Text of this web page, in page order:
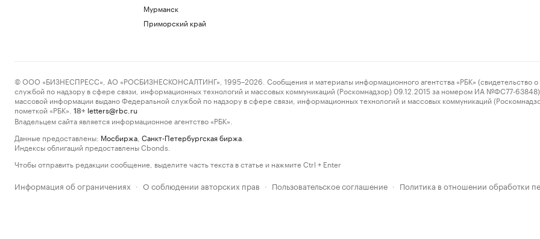
Мурманск
Приморский край
© ООО «БИЗНЕСПРЕСС», АО «РОСБИЗНЕСКОНСАЛТИНГ», 1995–2026. Сообщения и материалы информационного агентства «РБК» (свидетельство о
службой по надзору в сфере связи, информационных технологий и массовых коммуникаций (Роскомнадзор) 09.12.2015 за номером ИА №ФС77-63848)
массовой информации выдано Федеральной службой по надзору в сфере связи, информационных технологий и массовых коммуникаций
пометкой «РБК».
18+ letters@rbc.ru
Владельцем сайта является информационное агентство «РБК».
Данные предоставлены: Мосбиржа Санкт-Петербургская биржа
Индексы облигаций предоставлены Cbonds.
Чтобы отправить редакции сообщение, выделите часть текста в статье и нажмите Ctrl + Enter
Информация об ограничениях · О соблюдении авторских прав · Пользовательское соглашение · Политика в отношении обработки